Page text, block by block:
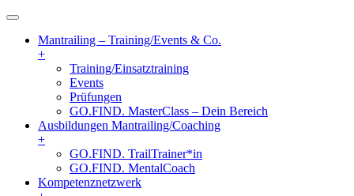
Mantrailing – Training/Events & Co.
+
Training/Einsatztraining
Events
Prüfungen
GO.FIND. MasterClass – Dein Bereich
Ausbildungen Mantrailing/Coaching
+
GO.FIND. TrailTrainer*in
GO.FIND. MentalCoach
Kompetenznetzwerk